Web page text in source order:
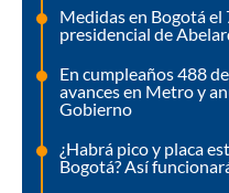
Medidas en Bogotá el
presidencial de
En cumpleaños 488
avances en Metro y
Gobierno
¿Habrá pico y placa
Bogotá? Así